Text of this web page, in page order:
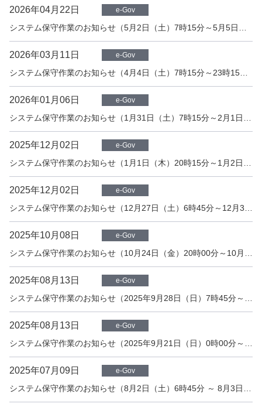
2026年04月22日 e-Gov
システム保守作業のお知らせ（5月2日（土）7時15分～5月5日（火）19時15分）
2026年03月11日 e-Gov
システム保守作業のお知らせ（4月4日（土）7時15分～23時15分）
2026年01月06日 e-Gov
システム保守作業のお知らせ（1月31日（土）7時15分～2月1日（日）17時15分）
2025年12月02日 e-Gov
システム保守作業のお知らせ（1月1日（木）20時15分～1月2日（金）5時30分）
2025年12月02日 e-Gov
システム保守作業のお知らせ（12月27日（土）6時45分～12月30日（火）18時15分頃）
2025年10月08日 e-Gov
システム保守作業のお知らせ（10月24日（金）20時00分～10月25日（土）3時00分頃）
2025年08月13日 e-Gov
システム保守作業のお知らせ（2025年9月28日（日）7時45分～22時15分）
2025年08月13日 e-Gov
システム保守作業のお知らせ（2025年9月21日（日）0時00分～5時30分）
2025年07月09日 e-Gov
システム保守作業のお知らせ（8月2日（土）6時45分 ～ 8月3日（日）2時45分）